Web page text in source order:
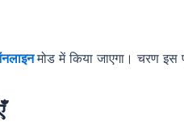
मोड में किया जाएगा। चरण इस